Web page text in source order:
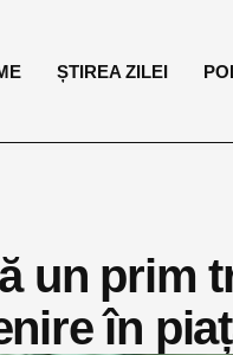
ȘTIREA ZILEI
un prim
în